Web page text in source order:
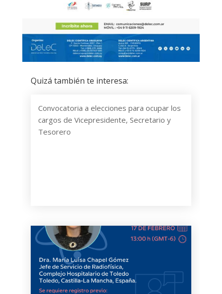
Quizá también te interesa:
Convocatoria a elecciones para ocupar los
cargos de Vicepresidente, Secretario y
Tesorero